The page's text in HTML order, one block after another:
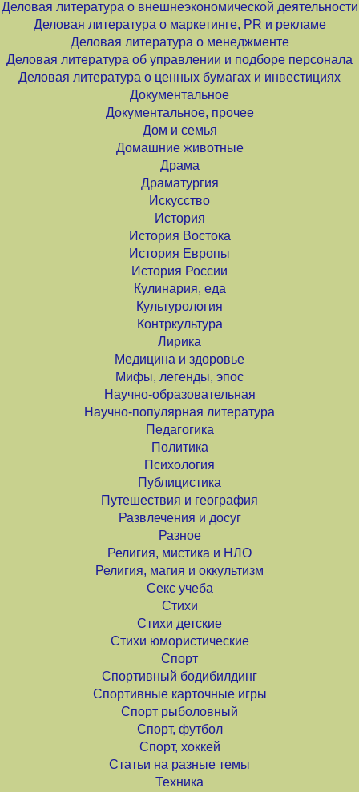
Деловая литература о внешнеэкономической деятельности
Деловая литература о маркетинге, PR и рекламе
Деловая литература о менеджменте
Деловая литература об управлении и подборе персонала
Деловая литература о ценных бумагах и инвестициях
Документальное
Документальное, прочее
Дом и семья
Домашние животные
Драма
Драматургия
Искусство
История
История Востока
История Европы
История России
Кулинария, еда
Культурология
Контркультура
Лирика
Медицина и здоровье
Мифы, легенды, эпос
Научно-образовательная
Научно-популярная литература
Педагогика
Политика
Психология
Публицистика
Путешествия и география
Развлечения и досуг
Разное
Религия, мистика и НЛО
Религия, магия и оккультизм
Секс учеба
Стихи
Стихи детские
Стихи юмористические
Спорт
Спортивный бодибилдинг
Спортивные карточные игры
Спорт рыболовный
Спорт, футбол
Спорт, хоккей
Статьи на разные темы
Техника